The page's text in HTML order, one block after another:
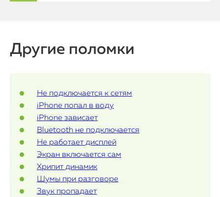
Mac Mini
Контакты
Статьи
Другие поломки
Не подключается к сетям
iPhone попал в воду
iPhone зависает
Bluetooth не подключается
Не работает дисплей
Экран включается сам
Хрипит динамик
Шумы при разговоре
Звук пропадает